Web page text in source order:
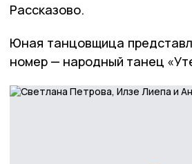
Рассказово.
Юная танцовщица
номер — народный танец